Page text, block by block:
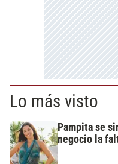
Lo más visto
Pampita se
negocio la